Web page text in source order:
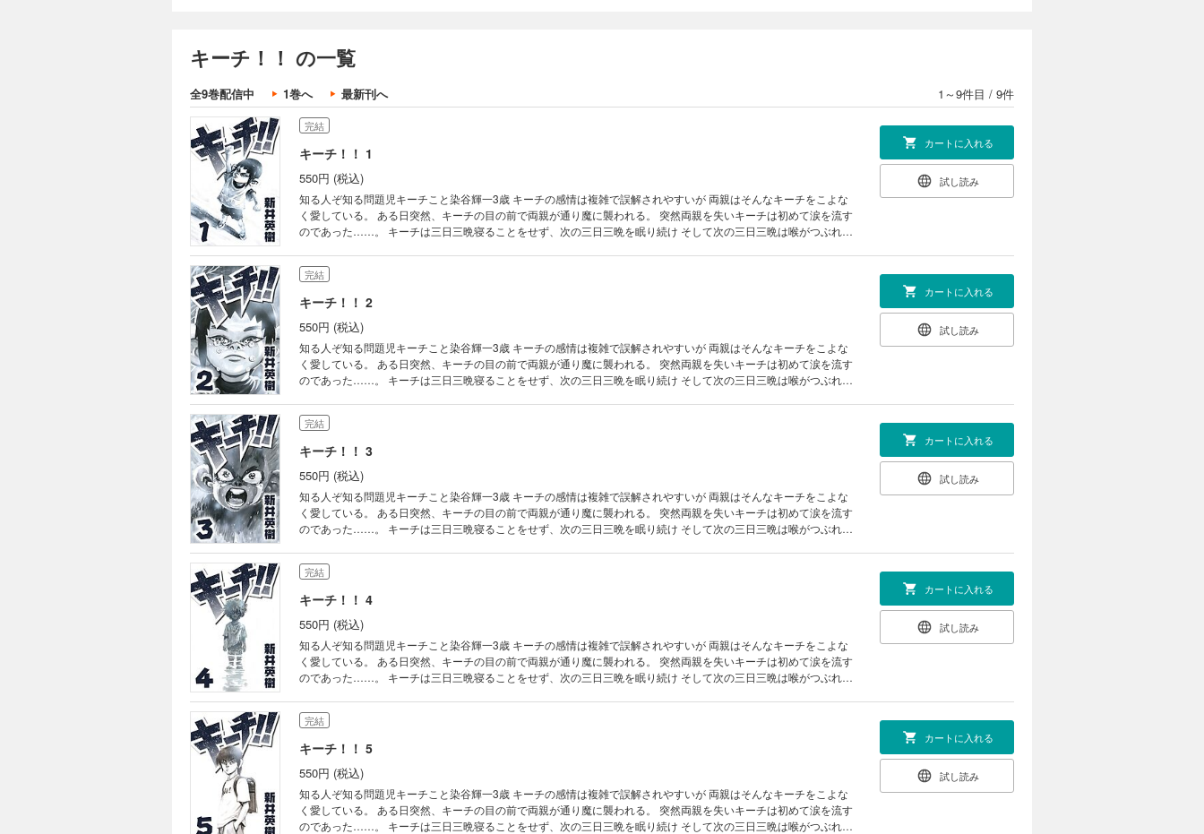
キーチ！！ の一覧
全9巻配信中 1巻へ 最新刊へ 1～9件目 / 9件
完結
キーチ！！ 1
550円 (税込)
知る人ぞ知る問題児キーチこと染谷輝一3歳 キーチの感情は複雑で誤解されやすいが 両親はそんなキーチをこよな
く愛している。 ある日突然、キーチの目の前で両親が通り魔に襲われる。 突然両親を失いキーチは初めて涙を流す
のであった……。 キーチは三日三晩寝ることをせず、次の三日三晩を眠り続け そして次の三日三晩は喉がつぶれる
カートに入れる
試し読み
完結
キーチ！！ 2
550円 (税込)
知る人ぞ知る問題児キーチこと染谷輝一3歳 キーチの感情は複雑で誤解されやすいが 両親はそんなキーチをこよな
く愛している。 ある日突然、キーチの目の前で両親が通り魔に襲われる。 突然両親を失いキーチは初めて涙を流す
のであった……。 キーチは三日三晩寝ることをせず、次の三日三晩を眠り続け そして次の三日三晩は喉がつぶれる
カートに入れる
試し読み
完結
キーチ！！ 3
550円 (税込)
知る人ぞ知る問題児キーチこと染谷輝一3歳 キーチの感情は複雑で誤解されやすいが 両親はそんなキーチをこよな
く愛している。 ある日突然、キーチの目の前で両親が通り魔に襲われる。 突然両親を失いキーチは初めて涙を流す
のであった……。 キーチは三日三晩寝ることをせず、次の三日三晩を眠り続け そして次の三日三晩は喉がつぶれる
カートに入れる
試し読み
完結
キーチ！！ 4
550円 (税込)
知る人ぞ知る問題児キーチこと染谷輝一3歳 キーチの感情は複雑で誤解されやすいが 両親はそんなキーチをこよな
く愛している。 ある日突然、キーチの目の前で両親が通り魔に襲われる。 突然両親を失いキーチは初めて涙を流す
のであった……。 キーチは三日三晩寝ることをせず、次の三日三晩を眠り続け そして次の三日三晩は喉がつぶれる
カートに入れる
試し読み
完結
キーチ！！ 5
550円 (税込)
知る人ぞ知る問題児キーチこと染谷輝一3歳 キーチの感情は複雑で誤解されやすいが 両親はそんなキーチをこよな
く愛している。 ある日突然、キーチの目の前で両親が通り魔に襲われる。 突然両親を失いキーチは初めて涙を流す
のであった……。 キーチは三日三晩寝ることをせず、次の三日三晩を眠り続け そして次の三日三晩は喉がつぶれる
カートに入れる
試し読み